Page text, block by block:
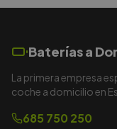
Baterías a
La primera empresa
coche a domicilio en
685 750 250